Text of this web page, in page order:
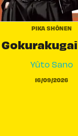
PIKA SHÔNEN
Yûto Sano
16/09/2026